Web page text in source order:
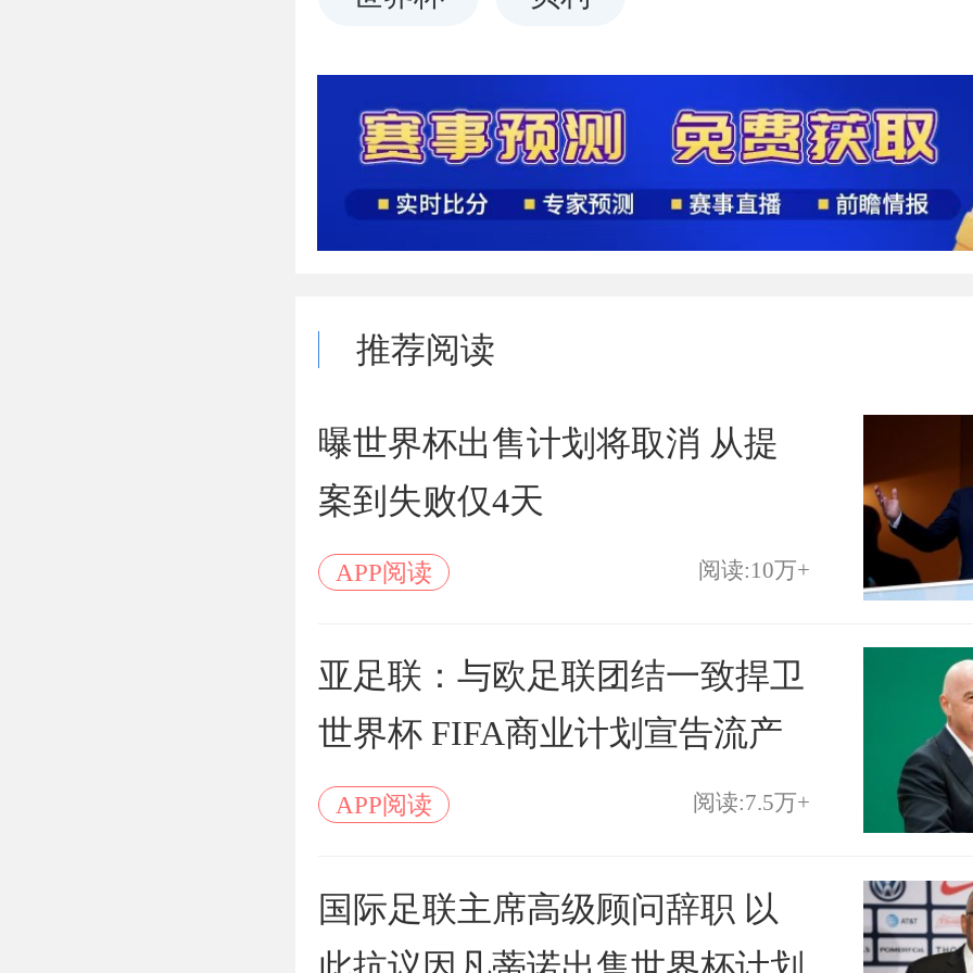
推荐阅读
曝世界杯出售计划将取消 从提
案到失败仅4天
APP阅读 阅读:10万+
亚足联：与欧足联团结一致捍卫
世界杯 FIFA商业计划宣告流产
APP阅读 阅读:7.5万+
国际足联主席高级顾问辞职 以